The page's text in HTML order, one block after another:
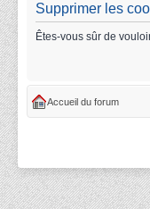
Supprimer les
Êtes-vous sûr de
Accueil du forum